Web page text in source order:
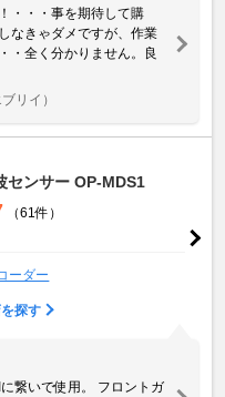
・・・事を期待して購
なきゃダメですが、作業
・全く分かりません。良
リイ）
センサー OP-MDS1
（61件）
ーダー
探す
繋いで使用。 フロントガ